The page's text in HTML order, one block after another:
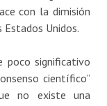
con la dimisión
Unidos.
poco significativo
científico”
no existe una